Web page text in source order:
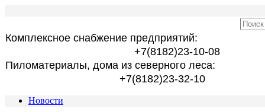
Комплексное снабжение предприятий:
+7(8182)23-10-08
Пиломатериалы, дома из северного леса:
+7(8182)23-32-10
Новости